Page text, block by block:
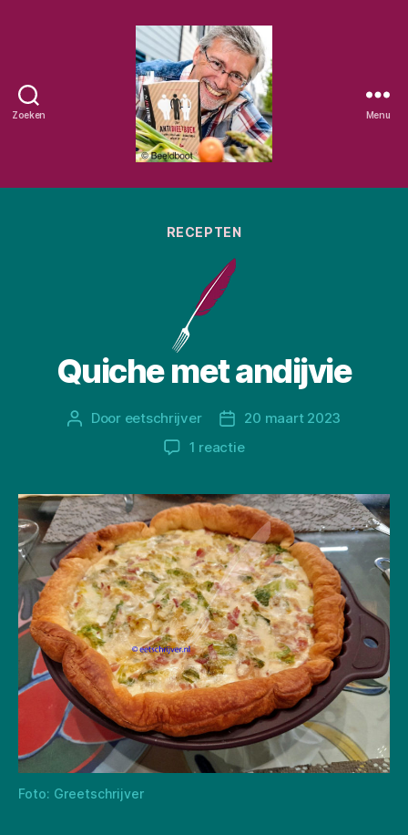
Zoeken Menu
Categorieën
RECEPTEN
Quiche met andijvie
Berichtauteur
Door eetschrijver Berichtdatum
20 maart 2023
1 reactieop
andijvie
Foto: Greetschrijver